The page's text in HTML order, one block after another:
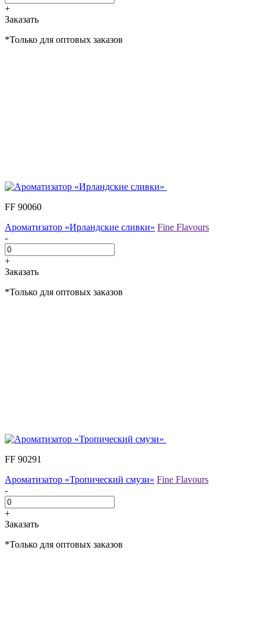
+
Заказать
*Только для оптовых заказов
FF 90060
Ароматизатор «Ирландские сливки» Fine Flavours
-
+
Заказать
*Только для оптовых заказов
FF 90291
Ароматизатор «Тропический смузи» Fine Flavours
-
+
Заказать
*Только для оптовых заказов